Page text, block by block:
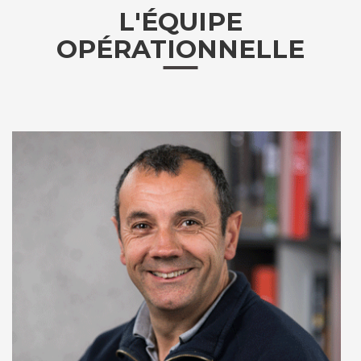
L'ÉQUIPE
OPÉRATIONNELLE